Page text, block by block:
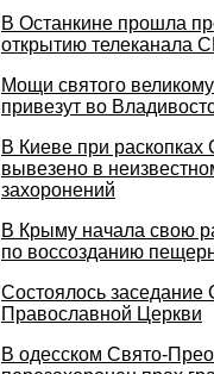
В Останкине прошла
открытию телеканала
Мощи святого
привезут во
В Киеве при раскопках
вывезено в
захоронений
В Крыму начала свою
по воссозданию
Состоялось
Православной Церкви
В одесском Свято-